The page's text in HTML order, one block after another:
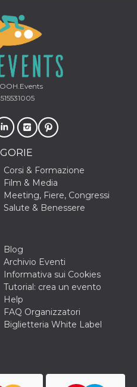
Corsi & Formazione
Film & Media
Meeting, Fiere, Congressi
Salute & Benessere
Blog
Archivio Eventi
Informativa sui Cookies
Tutorial: crea un evento
Help
FAQ Organizzatori
Biglietteria White Label